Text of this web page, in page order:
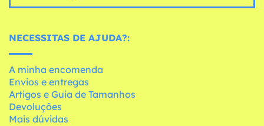
NECESSITAS DE AJUDA?:
A minha encomenda
Envios e entregas
Artigos e Guia de Tamanhos
Devoluções
Mais dúvidas